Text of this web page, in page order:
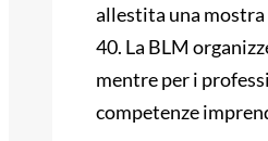
allestita una
40. La BLM
mentre per i
competenze